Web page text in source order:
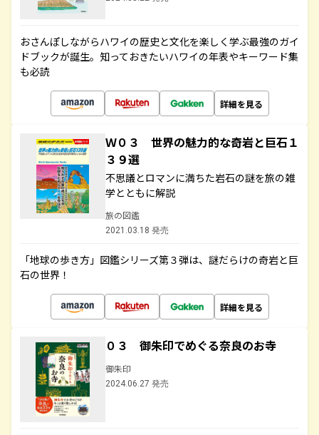
おさんぽしながらハワイの歴史と文化を楽しく学ぶ最強のガイ
ドブックが誕生。知っておきたいハワイの年表やキーワード集
も必読
詳細を見る
Ｗ０３ 世界の魅力的な奇岩と巨石１
３９選
不思議とロマンに満ちた岩石の謎を旅の雑
学とともに解説
旅の図鑑
2021.03.18 発売
「地球の歩き方」図鑑シリーズ第３弾は、謎だらけの奇岩と巨
石の世界！
詳細を見る
０３ 御朱印でめぐる奈良のお寺
御朱印
2024.06.27 発売